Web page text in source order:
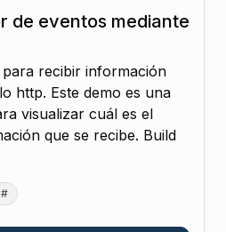
de eventos mediante
recibir información
http. Este demo es una
visualizar cuál es el
que se recibe. Build